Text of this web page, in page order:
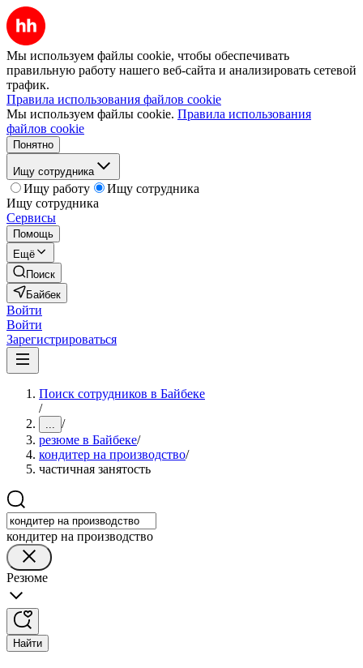
Мы используем файлы cookie, чтобы обеспечивать
правильную работу нашего веб-сайта и анализировать сетевой
трафик.
Правила использования файлов cookie
Мы используем файлы cookie. Правила использования
файлов cookie
Понятно
Ищу сотрудника
Ищу работу
Ищу сотрудника
Ищу сотрудника
Сервисы
Помощь
Ещё
Поиск
Байбек
Войти
Войти
Зарегистрироваться
Поиск сотрудников в Байбеке
/
... /
резюме в Байбеке/
кондитер на производство/
частичная занятость
кондитер на производство
Резюме
Найти